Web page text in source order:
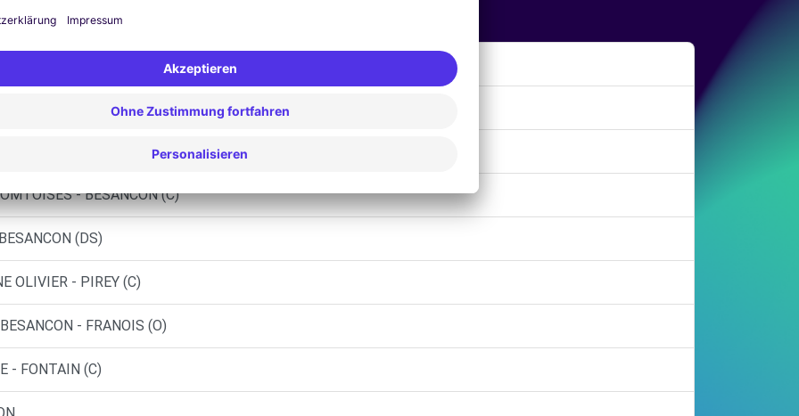
VIGNES - MARNAY (C)
IEMMOLO SARL - BESANCON (C)
- BESANCON
- BESANCON (C)
(DS)
OLIVIER - PIREY (C)
- FRANOIS (O)
- FONTAIN (C)